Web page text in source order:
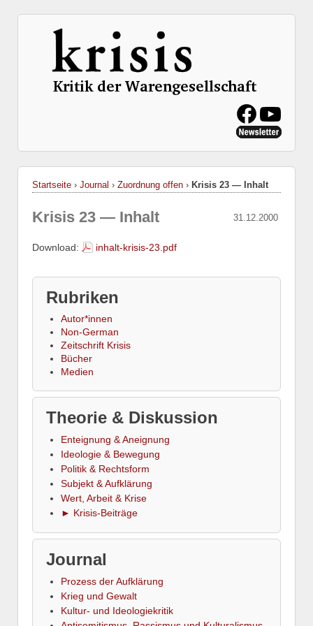
Startseite › Journal › Zuordnung offen › Krisis 23 — Inhalt
31.12.2000
Krisis 23 — Inhalt
Download: inhalt-krisis-23.pdf
Rubriken
Autor*innen
Non-German
Zeitschrift Krisis
Bücher
Medien
Theorie & Diskussion
Enteignung & Aneignung
Ideologie & Bewegung
Politik & Rechtsform
Subjekt & Aufklärung
Wert, Arbeit & Krise
► Krisis-Beiträge
Journal
Prozess der Aufklärung
Krieg und Gewalt
Kultur- und Ideologiekritik